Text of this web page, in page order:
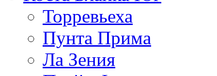
Торревьеха
Пунта Прима
Ла Зения